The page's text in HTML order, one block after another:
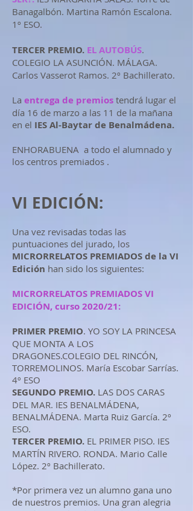
Banagalbón. Martina Ramón Escalona.
1º ESO.
TERCER PREMIO. EL AUTOBÚS.
COLEGIO LA ASUNCIÓN. MÁLAGA.
Carlos Vasserot Ramos. 2º Bachillerato.
La entrega de premios tendrá lugar el
día 16 de marzo a las 11 de la mañana
en el IES Al-Baytar de Benalmádena.
ENHORABUENA a todo el alumnado y
los centros premiados .
VI EDICIÓN:
Una vez revisadas todas las
puntuaciones del jurado, los
MICRORRELATOS PREMIADOS de la VI
Edición han sido los siguientes:
MICRORRELATOS PREMIADOS VI
EDICIÓN, curso 2020/21:
PRIMER PREMIO. YO SOY LA PRINCESA
QUE MONTA A LOS
DRAGONES.COLEGIO DEL RINCÓN,
TORREMOLINOS. María Escobar Sarrías.
4º ESO
SEGUNDO PREMIO. LAS DOS CARAS
DEL MAR. IES BENALMÁDENA,
BENALMÁDENA. Marta Ruiz García. 2º
ESO.
TERCER PREMIO. EL PRIMER PISO. IES
MARTÍN RIVERO. RONDA. Mario Calle
López. 2º Bachillerato.
*Por primera vez un alumno gana uno
de nuestros premios. Una gran alegria